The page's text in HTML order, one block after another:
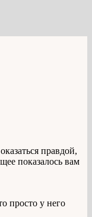
правдой,
показалось вам
просто у него